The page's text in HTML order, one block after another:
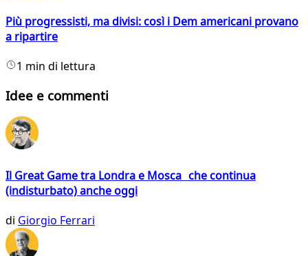
Più progressisti, ma divisi: così i Dem americani provano
a ripartire
1 min di lettura
Idee e commenti
Il Great Game tra Londra e Mosca che continua
(indisturbato) anche oggi
di Giorgio Ferrari